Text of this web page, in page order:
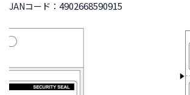
JANコード： 4902668590915